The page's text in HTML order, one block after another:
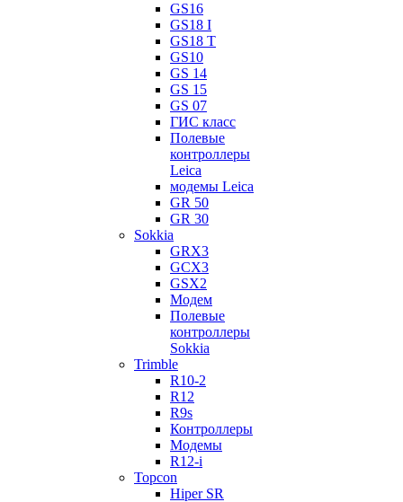
GS16
GS18 I
GS18 T
GS10
GS 14
GS 15
GS 07
ГИС класс
Полевые
контроллеры
Leica
модемы Leica
GR 50
GR 30
Sokkia
GRX3
GCX3
GSX2
Модем
Полевые
контроллеры
Sokkia
Trimble
R10-2
R12
R9s
Контроллеры
Модемы
R12-i
Topcon
Hiper SR